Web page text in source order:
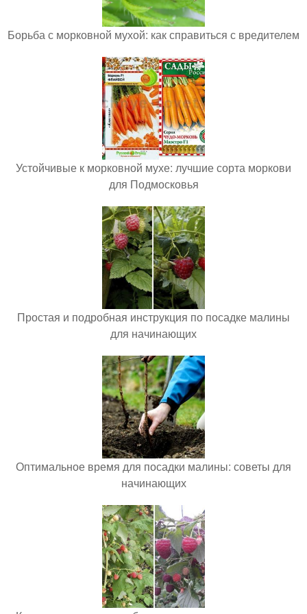
Борьба с морковной мухой: как справиться с вредителем
Устойчивые к морковной мухе: лучшие сорта моркови
для Подмосковья
Простая и подробная инструкция по посадке малины
для начинающих
Оптимальное время для посадки малины: советы для
начинающих